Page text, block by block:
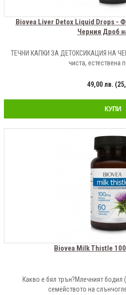
Biovea Liver Detox Liquid Drops -
Черния Дроб
ТЕЧНИ КАПКИ ЗА ДЕТОКСИКАЦИЯ НА
чиста, естествена
49,00 лв.
КУПИ
Biovea Milk Thistle
Какво е бял трън?Млечният бодил
семейството на